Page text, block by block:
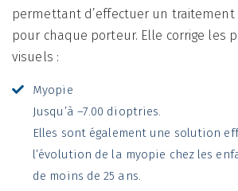
permettant d’effectuer un traitement
pour chaque porteur. Elle corrige les
visuels :
Myopie
Jusqu’à –7.00 dioptries.
Elles sont également une solution
l’évolution de la myopie chez les
de moins de 25 ans.